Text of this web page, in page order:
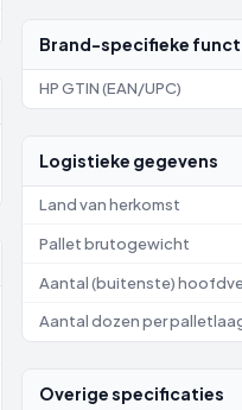
Brand-specifieke
HP GTIN (EAN/UPC)
Logistieke gegevens
Land van herkomst
Pallet brutogewicht
Aantal (buitenste)
Aantal dozen per
Overige specificaties